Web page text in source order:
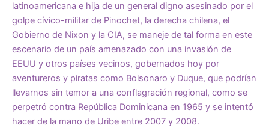
latinoamericana e hija de un general digno asesinado por el
golpe cívico-militar de Pinochet, la derecha chilena, el
Gobierno de Nixon y la CIA, se maneje de tal forma en este
escenario de un país amenazado con una invasión de
EEUU y otros países vecinos, gobernados hoy por
aventureros y piratas como Bolsonaro y Duque, que podrían
llevarnos sin temor a una conflagración regional, como se
perpetró contra República Dominicana en 1965 y se intentó
hacer de la mano de Uribe entre 2007 y 2008.